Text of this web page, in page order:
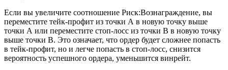
Если вы увеличите соотношение Риск:Вознаграждение, вы
переместите тейк-профит из точки А в новую точку выше
точки А или переместите стоп-лосс из точки В в новую точку
выше точки В. Это означает, что ордер будет сложнее попасть
в тейк-профит, но и легче попасть в стоп-лосс, снизится
вероятность успешного ордера, уменьшится винрейт.